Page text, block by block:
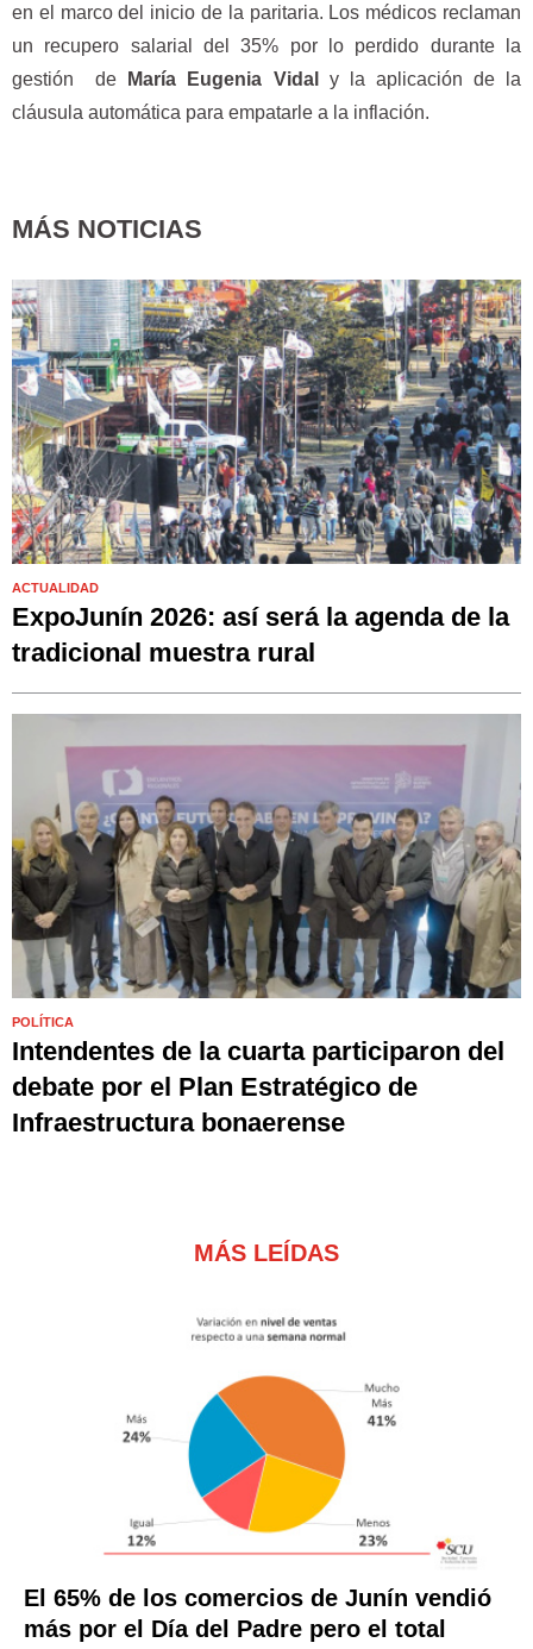
en el marco del inicio de la paritaria. Los médicos reclaman
un recupero salarial del 35% por lo perdido durante la
gestión de
María Eugenia Vidal
y la aplicación de la
cláusula automática para empatarle a la inflación.
MÁS NOTICIAS
ACTUALIDAD
ExpoJunín 2026: así será la agenda de la
tradicional muestra rural
POLÍTICA
Intendentes de la cuarta participaron del
debate por el Plan Estratégico de
Infraestructura bonaerense
MÁS LEÍDAS
El 65% de los comercios de Junín vendió
más por el Día del Padre pero el total